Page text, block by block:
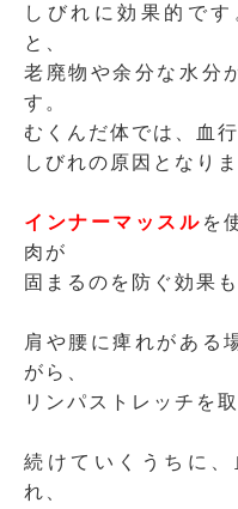
しびれに効果的で
と、
老廃物や余分な水分
す。
むくんだ体では、血
しびれの原因となりま
インナーマッスル を
肉が
固まるのを防ぐ効果
肩や腰に痺れがある
がら、
リンパストレッチを
続けていくうちに
れ、